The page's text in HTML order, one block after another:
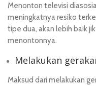
Menonton televisi
meningkatnya resiko
tipe dua, akan lebih baik
menontonnya.
Melakukan
Maksud dari melakukan